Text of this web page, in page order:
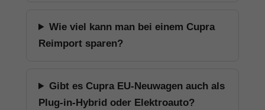
Wie viel kann man bei einem Cupra
Reimport sparen?
Gibt es Cupra EU-Neuwagen auch als
Plug-in-Hybrid oder Elektroauto?